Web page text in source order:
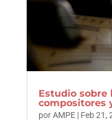
Estudio sobre
compositores
porAMPE| Feb 21,